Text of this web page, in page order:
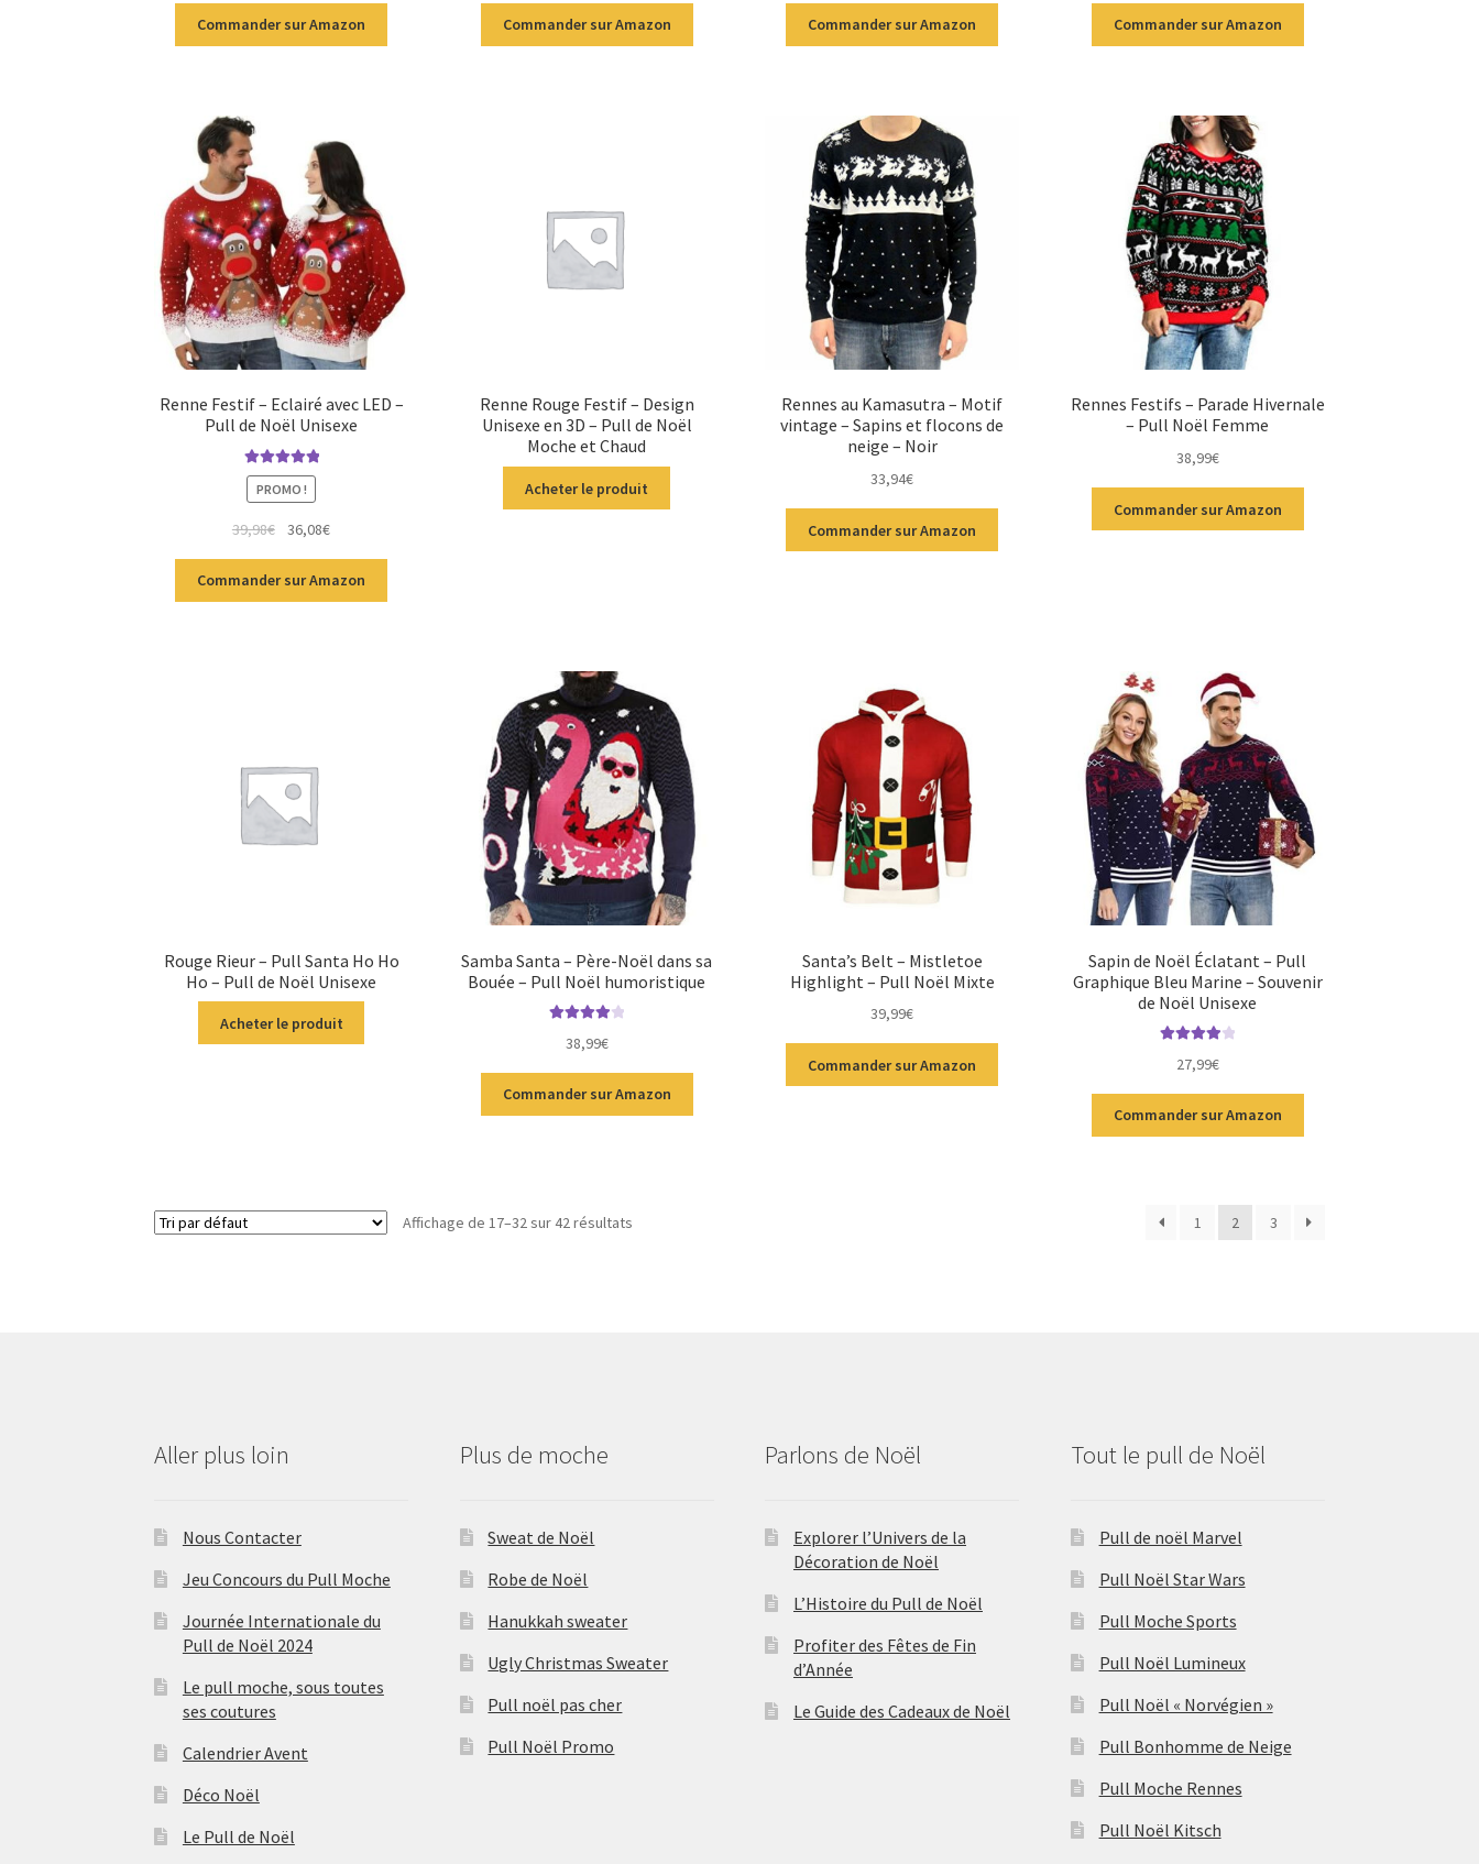
Commander sur Amazon Commander sur Amazon Commander sur Amazon Commander sur Amazon
Renne Festif – Eclairé avec LED –
Pull de Noël Unisexe
Note5.00sur
5
PROMO !
39,98€ 36,08€
Commander sur Amazon
Renne Rouge Festif – Design
Unisexe en 3D – Pull de Noël
Moche et Chaud
Acheter le produit
Rennes au Kamasutra – Motif
vintage – Sapins et flocons de
neige – Noir
33,94€
Commander sur Amazon
Rennes Festifs – Parade Hivernale
– Pull Noël Femme
38,99€
Commander sur Amazon
Rouge Rieur – Pull Santa Ho Ho
Ho – Pull de Noël Unisexe
Acheter le produit
Samba Santa – Père-Noël dans sa
Bouée – Pull Noël humoristique
sur 5
38,99€
Commander sur Amazon
Santa’s Belt – Mistletoe
Highlight – Pull Noël Mixte
39,99€
Commander sur Amazon
Sapin de Noël Éclatant – Pull
Graphique Bleu Marine – Souvenir
de Noël Unisexe
sur 5
27,99€
Commander sur Amazon
Affichage de 17–32 sur 42 résultats 1 2 3
Aller plus loin
Nous Contacter
Jeu Concours du Pull Moche
Journée Internationale du
Pull de Noël 2024
Le pull moche, sous toutes
ses coutures
Calendrier Avent
Déco Noël
Le Pull de Noël
Plus de moche
Sweat de Noël
Robe de Noël
Hanukkah sweater
Ugly Christmas Sweater
Pull noël pas cher
Pull Noël Promo
Parlons de Noël
Explorer l’Univers de la
Décoration de Noël
L’Histoire du Pull de Noël
Profiter des Fêtes de Fin
d’Année
Le Guide des Cadeaux de Noël
Tout le pull de Noël
Pull de noël Marvel
Pull Noël Star Wars
Pull Moche Sports
Pull Noël Lumineux
Pull Noël « Norvégien »
Pull Bonhomme de Neige
Pull Moche Rennes
Pull Noël Kitsch